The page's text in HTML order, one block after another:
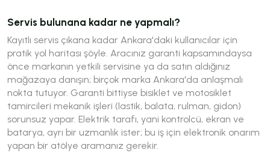
Servis bulunana kadar ne yapmalı?
Kayıtlı servis çıkana kadar Ankara'daki kullanıcılar için
pratik yol haritası şöyle. Aracınız garanti kapsamındaysa
önce markanın yetkili servisine ya da satın aldığınız
mağazaya danışın; birçok marka Ankara'da anlaşmalı
nokta tutuyor. Garanti bittiyse bisiklet ve motosiklet
tamircileri mekanik işleri (lastik, balata, rulman, gidon)
sorunsuz yapar. Elektrik tarafı, yani kontrolcü, ekran ve
batarya, ayrı bir uzmanlık ister; bu iş için elektronik onarım
yapan bir atölye aramanız gerekir.